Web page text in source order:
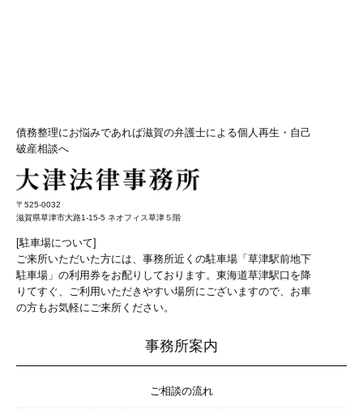
債務整理にお悩みであれば滋賀の弁護士による個人再生・自己
破産相談へ
〒525-0032
滋賀県草津市大路1-15-5 ネオフィス草津５階
[駐車場について]
ご来所いただいた方には、事務所近くの駐車場「草津駅前地下
駐車場」の利用券をお配りしております。東海道草津駅口を降
りてすぐ、ご利用いただきやすい場所にございますので、お車
の方もお気軽にご来所ください。
事務所案内
ご相談の流れ